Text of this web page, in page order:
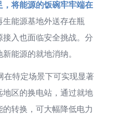
，将能源的饭碗牢牢端在
生能源基地外送存在瓶
入也面临安全挑战。分
能源的就地消纳。
在特定场景下可实现显著
地区的换电站，通过就地
转换，可大幅降低电力